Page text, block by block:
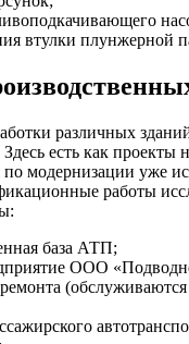
втулки плунжерной
различных
есть как проекты
модернизации уже
работы
база АТП;
ООО